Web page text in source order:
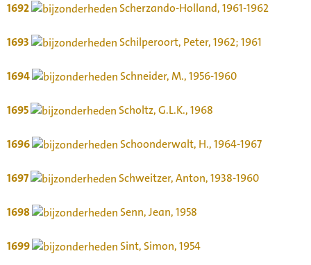
1692 Scherzando-Holland, 1961-1962
1693 Schilperoort, Peter, 1962; 1961
1694 Schneider, M., 1956-1960
1695 Scholtz, G.L.K., 1968
1696 Schoonderwalt, H., 1964-1967
1697 Schweitzer, Anton, 1938-1960
1698 Senn, Jean, 1958
1699 Sint, Simon, 1954